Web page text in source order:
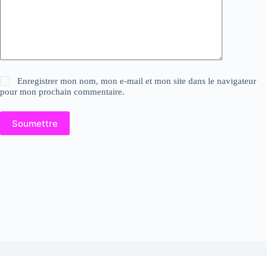
Enregistrer mon nom, mon e-mail et mon site dans le navigateur
pour mon prochain commentaire.
Soumettre